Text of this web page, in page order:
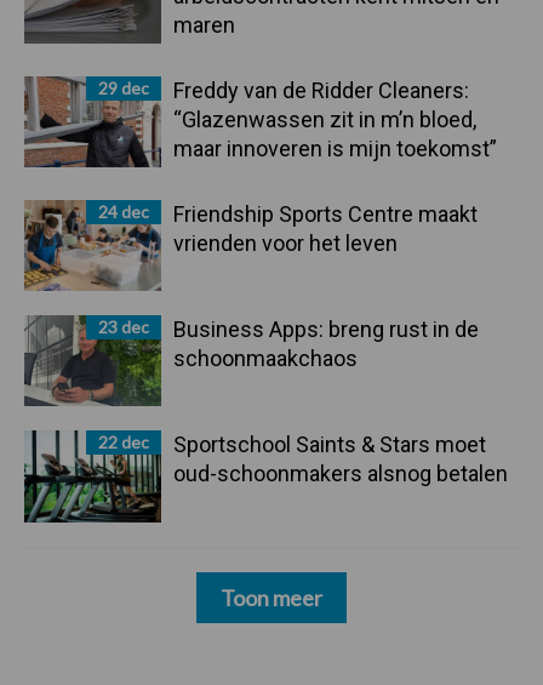
maren
29 dec
Freddy van de Ridder Cleaners:
“Glazenwassen zit in m’n bloed,
maar innoveren is mijn toekomst”
24 dec
Friendship Sports Centre maakt
vrienden voor het leven
23 dec
Business Apps: breng rust in de
schoonmaakchaos
22 dec
Sportschool Saints & Stars moet
oud-schoonmakers alsnog betalen
Toon meer